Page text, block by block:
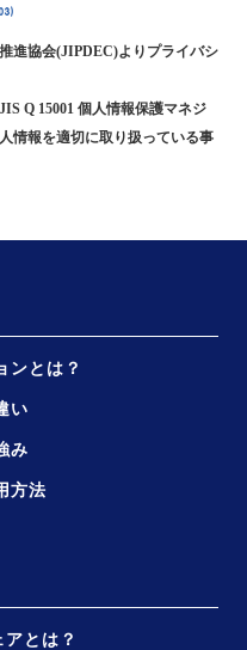
進協会(JIPDEC)よりプライバシ
Q 15001 個人情報保護マネジ
情報を適切に取り扱っている事
ンとは？
い
み
方法
とは？